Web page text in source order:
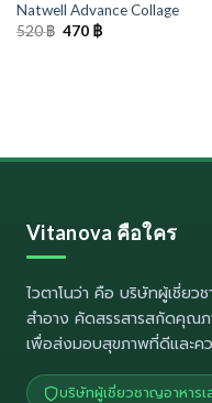
Natwell Advance Collage
520฿ Original
470 ฿Current
Vitanova คือใคร
ไวตาโนว่า คือ บริษัทผู้เชี่ยวช
สำอาง คัดสรรสารสกัดคุณ
เพื่อส่งมอบสุขภาพที่ดีและค
บริษัทผู้เชี่ยวชาญอาหารเ